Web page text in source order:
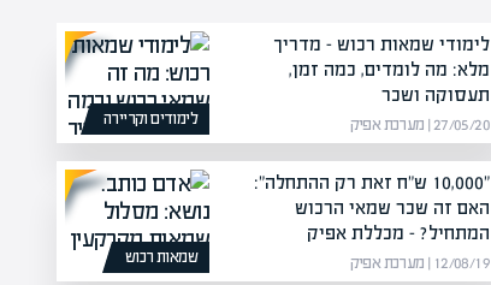
לימודים וקריירה
לימודי שמאות רכוש – מדריך
מלא: מה לומדים, כמה זמן,
תעסוקה ושכר
27/05/20 | מערכת אפיק
שמאות רכוש
"10,000 ש"ח זאת רק ההתחלה":
האם זה שכר שמאי הרכוש
המתחיל? – מכללת אפיק
12/08/19 | מערכת אפיק